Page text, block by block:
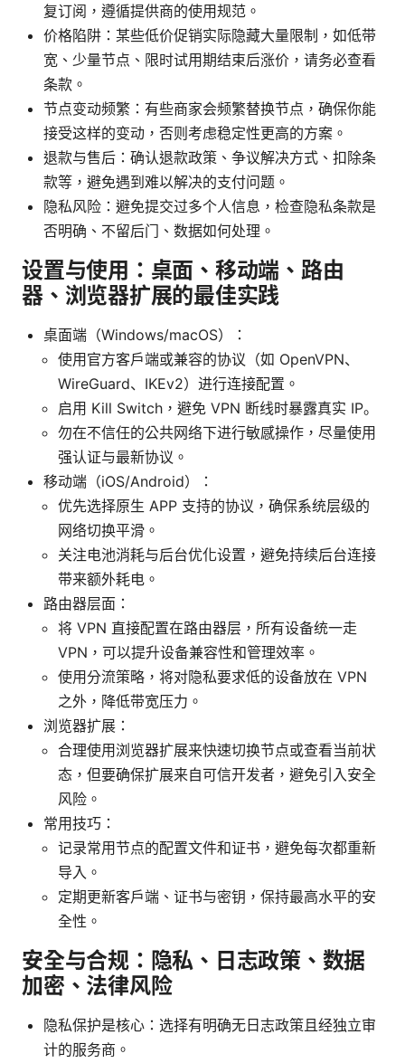
复订阅，遵循提供商的使用规范。
价格陷阱：某些低价促销实际隐藏大量限制，如低带
宽、少量节点、限时试用期结束后涨价，请务必查看
条款。
节点变动频繁：有些商家会频繁替换节点，确保你能
接受这样的变动，否则考虑稳定性更高的方案。
退款与售后：确认退款政策、争议解决方式、扣除条
款等，避免遇到难以解决的支付问题。
隐私风险：避免提交过多个人信息，检查隐私条款是
否明确、不留后门、数据如何处理。
设置与使用：桌面、移动端、路由
器、浏览器扩展的最佳实践
桌面端（Windows/macOS）：
使用官方客户端或兼容的协议（如 OpenVPN、
WireGuard、IKEv2）进行连接配置。
启用 Kill Switch，避免 VPN 断线时暴露真实 IP。
勿在不信任的公共网络下进行敏感操作，尽量使用
强认证与最新协议。
移动端（iOS/Android）：
优先选择原生 APP 支持的协议，确保系统层级的
网络切换平滑。
关注电池消耗与后台优化设置，避免持续后台连接
带来额外耗电。
路由器层面：
将 VPN 直接配置在路由器层，所有设备统一走
VPN，可以提升设备兼容性和管理效率。
使用分流策略，将对隐私要求低的设备放在 VPN
之外，降低带宽压力。
浏览器扩展：
合理使用浏览器扩展来快速切换节点或查看当前状
态，但要确保扩展来自可信开发者，避免引入安全
风险。
常用技巧：
记录常用节点的配置文件和证书，避免每次都重新
导入。
定期更新客户端、证书与密钥，保持最高水平的安
全性。
安全与合规：隐私、日志政策、数据
加密、法律风险
隐私保护是核心：选择有明确无日志政策且经独立审
计的服务商。